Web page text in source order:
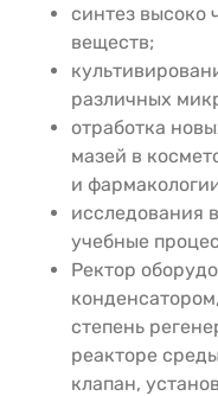
синтез высоко
веществ;
различных
отработка
мазей в
и
исследования
учебные
Ректор
степень
реакторе
клапан,